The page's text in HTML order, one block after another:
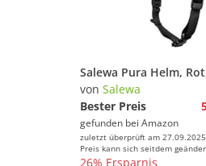
Salewa Pura Helm,
von Salewa
Bester Preis
gefunden bei Amazon
zuletzt überprüft am
Preis kann sich seitdem
26% Ersparnis